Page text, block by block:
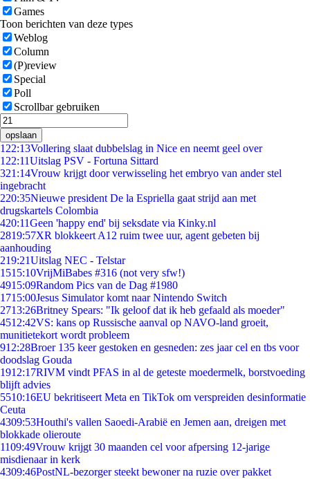
Games
Toon berichten van deze types
Weblog
Column
(P)review
Special
Poll
Scrollbar gebruiken
opslaan
1 22:13Vollering slaat dubbelslag in Nice en neemt geel over
1 22:11Uitslag PSV - Fortuna Sittard
321:14Vrouw krijgt door verwisseling het embryo van ander stel
ingebracht
220:35Nieuwe president De la Espriella gaat strijd aan met
drugskartels Colombia
420:11Geen 'happy end' bij seksdate via Kinky.nl
2819:57XR blokkeert A12 ruim twee uur, agent gebeten bij
aanhouding
219:21Uitslag NEC - Telstar
1515:10VrijMiBabes #316 (not very sfw!)
4915:09Random Pics van de Dag #1980
1715:00Jesus Simulator komt naar Nintendo Switch
2713:26Britney Spears: "Ik geloof dat ik heb gefaald als moeder"
4512:42VS: kans op Russische aanval op NAVO-land groeit,
munitietekort wordt probleem
912:28Broer 135 keer gestoken en gesneden: zes jaar cel en tbs voor
doodslag Gouda
1912:17RIVM vindt PFAS in al de geteste moedermelk, borstvoeding
blijft advies
5510:16EU bekritiseert Meta en TikTok om verspreiden desinformatie
Ceuta
4309:53Houthi's vallen Saoedi-Arabië en Jemen aan, dreigen met
blokkade olieroute
1109:49Vrouw krijgt 30 maanden cel voor afpersing 12-jarige
misdienaar in kerk
4309:46PostNL-bezorger steekt bewoner na ruzie over pakket